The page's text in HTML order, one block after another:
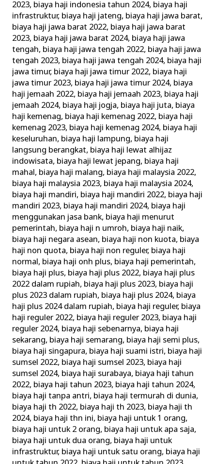
2023, biaya haji indonesia tahun 2024, biaya haji
infrastruktur, biaya haji jateng, biaya haji jawa barat,
biaya haji jawa barat 2022, biaya haji jawa barat
2023, biaya haji jawa barat 2024, biaya haji jawa
tengah, biaya haji jawa tengah 2022, biaya haji jawa
tengah 2023, biaya haji jawa tengah 2024, biaya haji
jawa timur, biaya haji jawa timur 2022, biaya haji
jawa timur 2023, biaya haji jawa timur 2024, biaya
haji jemaah 2022, biaya haji jemaah 2023, biaya haji
jemaah 2024, biaya haji jogja, biaya haji juta, biaya
haji kemenag, biaya haji kemenag 2022, biaya haji
kemenag 2023, biaya haji kemenag 2024, biaya haji
keseluruhan, biaya haji lampung, biaya haji
langsung berangkat, biaya haji lewat alhijaz
indowisata, biaya haji lewat jepang, biaya haji
mahal, biaya haji malang, biaya haji malaysia 2022,
biaya haji malaysia 2023, biaya haji malaysia 2024,
biaya haji mandiri, biaya haji mandiri 2022, biaya haji
mandiri 2023, biaya haji mandiri 2024, biaya haji
menggunakan jasa bank, biaya haji menurut
pemerintah, biaya haji n umroh, biaya haji naik,
biaya haji negara asean, biaya haji non kuota, biaya
haji non quota, biaya haji non reguler, biaya haji
normal, biaya haji onh plus, biaya haji pemerintah,
biaya haji plus, biaya haji plus 2022, biaya haji plus
2022 dalam rupiah, biaya haji plus 2023, biaya haji
plus 2023 dalam rupiah, biaya haji plus 2024, biaya
haji plus 2024 dalam rupiah, biaya haji reguler, biaya
haji reguler 2022, biaya haji reguler 2023, biaya haji
reguler 2024, biaya haji sebenarnya, biaya haji
sekarang, biaya haji semarang, biaya haji semi plus,
biaya haji singapura, biaya haji suami istri, biaya haji
sumsel 2022, biaya haji sumsel 2023, biaya haji
sumsel 2024, biaya haji surabaya, biaya haji tahun
2022, biaya haji tahun 2023, biaya haji tahun 2024,
biaya haji tanpa antri, biaya haji termurah di dunia,
biaya haji th 2022, biaya haji th 2023, biaya haji th
2024, biaya haji thn ini, biaya haji untuk 1 orang,
biaya haji untuk 2 orang, biaya haji untuk apa saja,
biaya haji untuk dua orang, biaya haji untuk
infrastruktur, biaya haji untuk satu orang, biaya haji